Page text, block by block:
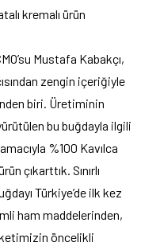
kremalı ürün
Mustafa Kabakçı,
zengin içeriğiyle
biri. Üretiminin
bu buğdayla ilgili
%100 Kavılca
çıkarttık. Sınırlı
Türkiye’de ilk kez
ham maddelerinden,
öncelikli